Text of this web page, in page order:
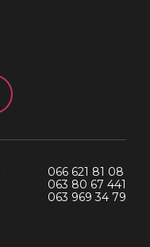
066 621 81 08
063 80 67 441
063 969 34 79